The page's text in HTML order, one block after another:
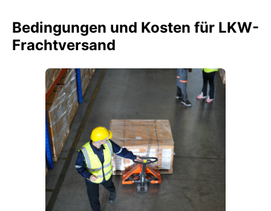
Bedingungen und Kosten für LKW-
Frachtversand